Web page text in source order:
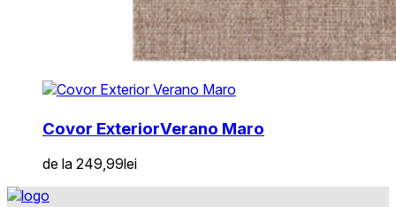
Covor ExteriorVerano Maro
de la 249,99lei